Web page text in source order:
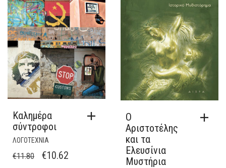
Καλημέρα
σύντροφοι
ΛΟΓΟΤΕΧΝΙΑ
€11.80
ORIGINAL
€10.62
Ο
Αριστοτέλης
και τα
Ελευσίνια
Μυστήρια